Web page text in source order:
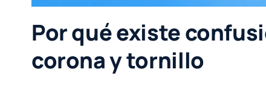
Por qué existe
corona y tornillo